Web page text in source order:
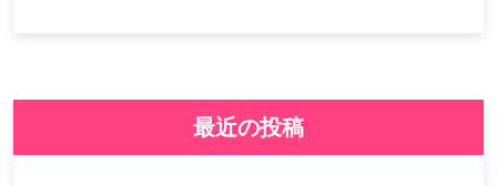
最近の投稿